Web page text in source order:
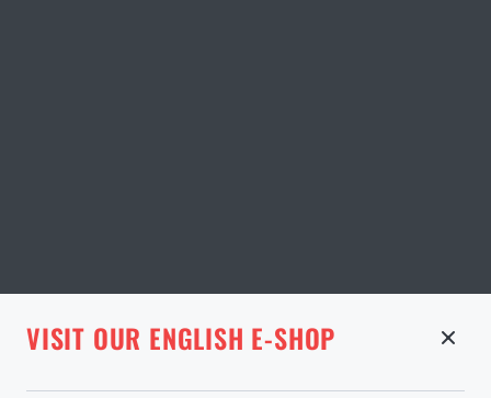
STRÁNKA V DANÉM JAZYCE NEEXISTUJE
VISIT OUR ENGLISH E-SHOP